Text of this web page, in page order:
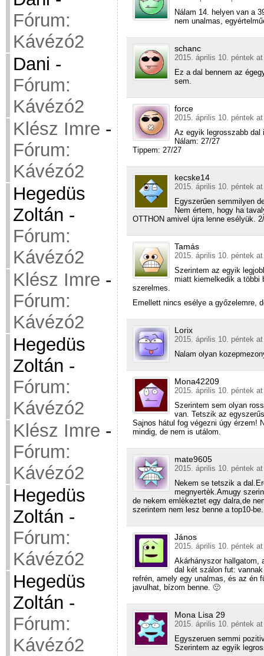
Fórum:
Kávézó2
Dani -
Fórum:
Kávézó2
Klész Imre -
Fórum:
Kávézó2
Hegedüs
Zoltán -
Fórum:
Kávézó2
Klész Imre -
Fórum:
Kávézó2
Hegedüs
Zoltán -
Fórum:
Kávézó2
Klész Imre -
Fórum:
Kávézó2
Hegedüs
Zoltán -
Fórum:
Kávézó2
Hegedüs
Zoltán -
Fórum:
Kávézó2
Nálam 14. helyen van a
nem unalmas,
schanc
2015. április 10. péntek
Ez a dal bennem az
sem.
force
2015. április 10. péntek
Az egyik legrosszabb dal
Nálam: 27/27
Tippem: 27/27
kecske14
2015. április 10. péntek
Egyszerűen semmilyen
Nem értem, hogy ha
OTTHON amivel újra lenne esélyük.
Tamás
2015. április 10. péntek
Szerintem az egyik
miatt kiemelkedik a többi
szerelmes.
Emellett nincs esélye a győzelemre,
Lorix
2015. április 10. péntek
Nalam olyan
Mona42209
2015. április 10. péntek
Szerintem sem olyan
van. Tetszik az
Sajnos hátul fog végezni úgy érzem!
mindig, de nem is utálom.
mate9605
2015. április 10. péntek
Nekem se tetszik a
megnyertèk.Amugy
de nekem emlèkeztet egy dalra,de
szerintem nem lesz benne a top10-be.
János
2015. április 10. péntek
Akárhányszor hallgatom,
dal két szálon fut:
refrén, amely egy unalmas, és az én
javulhat, bízom benne. 🙂
Mona Lisa 29
2015. április 10. péntek
Egyszeruen semmi
Szerintem az egyik